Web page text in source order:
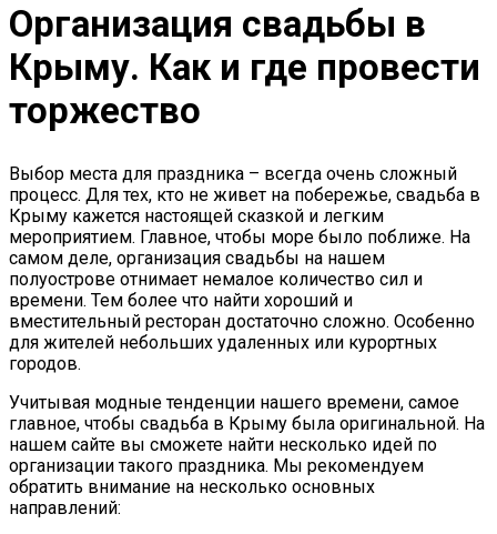
Организация свадьбы в
Крыму. Как и где провести
торжество
Выбор места для праздника – всегда очень сложный
процесс. Для тех, кто не живет на побережье, свадьба в
Крыму кажется настоящей сказкой и легким
мероприятием. Главное, чтобы море было поближе. На
самом деле, организация свадьбы на нашем
полуострове отнимает немалое количество сил и
времени. Тем более что найти хороший и
вместительный ресторан достаточно сложно. Особенно
для жителей небольших удаленных или курортных
городов.
Учитывая модные тенденции нашего времени, самое
главное, чтобы свадьба в Крыму была оригинальной. На
нашем сайте вы сможете найти несколько идей по
организации такого праздника. Мы рекомендуем
обратить внимание на несколько основных
направлений: